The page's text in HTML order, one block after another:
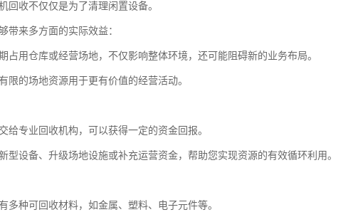
回收不仅仅是为了清理闲置设备。
带来多方面的实际效益：
占用仓库或经营场地，不仅影响整体环境，还可能阻碍新的业务布局。
限的场地资源用于更有价值的经营活动。
给专业回收机构，可以获得一定的资金回报。
型设备、升级场地设施或补充运营资金，帮助您实现资源的有效循环利用。
多种可回收材料，如金属、塑料、电子元件等。